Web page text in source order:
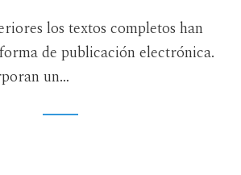
los textos completos han
de publicación electrónica.
un…